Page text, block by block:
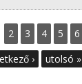
2 3 4 5 6
›
utolsó »